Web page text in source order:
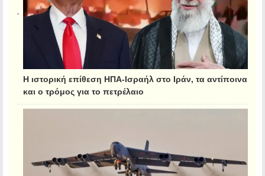
Η ιστορική επίθεση ΗΠΑ-Ισραήλ στο Ιράν, τα αντίποινα
και ο τρόμος για το πετρέλαιο